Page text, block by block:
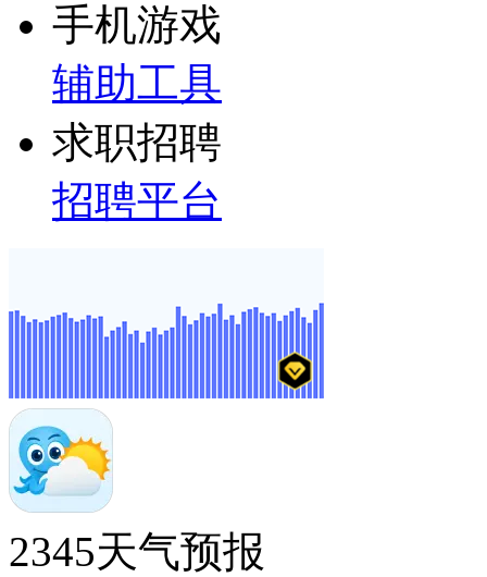
手机游戏
辅助工具
求职招聘
招聘平台
2345天气预报